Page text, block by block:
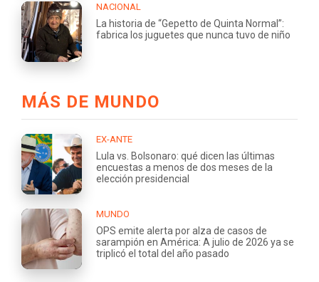
NACIONAL
La historia de “Gepetto de Quinta Normal”:
fabrica los juguetes que nunca tuvo de niño
MÁS DE MUNDO
EX-ANTE
Lula vs. Bolsonaro: qué dicen las últimas
encuestas a menos de dos meses de la
elección presidencial
MUNDO
OPS emite alerta por alza de casos de
sarampión en América: A julio de 2026 ya se
triplicó el total del año pasado